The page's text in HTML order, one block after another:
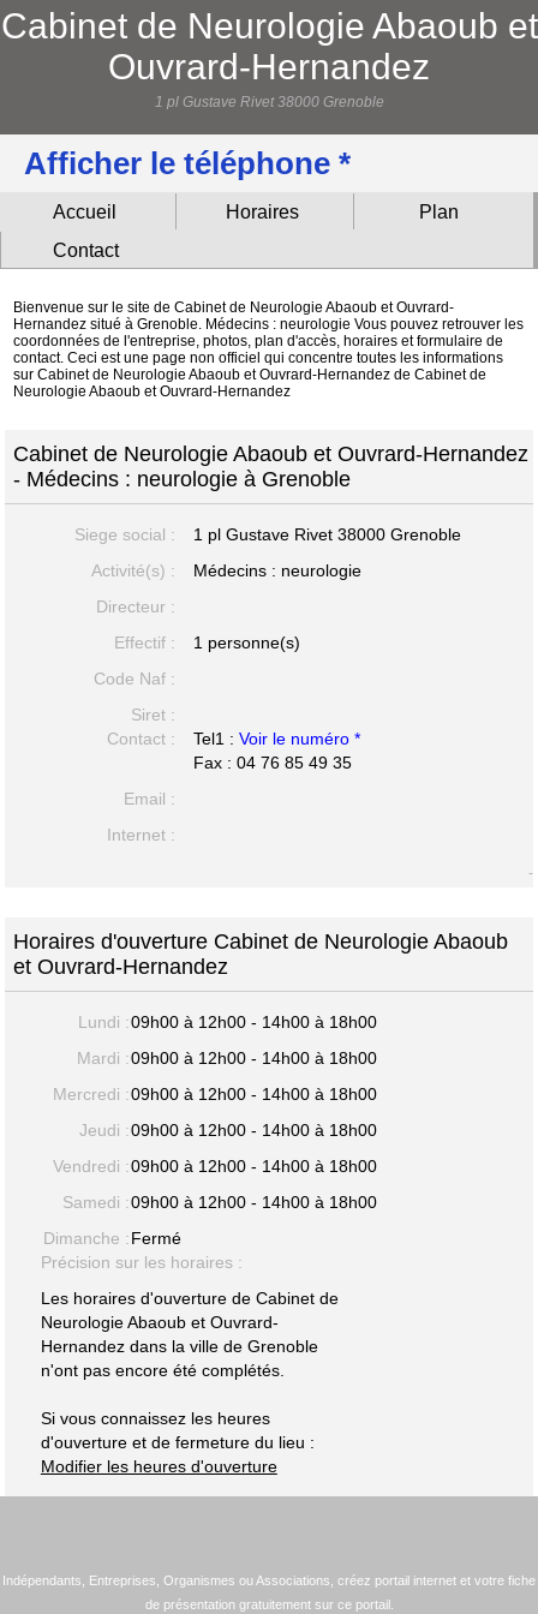
Cabinet de Neurologie Abaoub et
Ouvrard-Hernandez
1 pl Gustave Rivet 38000 Grenoble
Afficher le téléphone *
Accueil Horaires
Plan
Contact
Bienvenue sur le site de Cabinet de Neurologie Abaoub et Ouvrard-
Hernandez situé à Grenoble. Médecins : neurologie Vous pouvez retrouver les
coordonnées de l'entreprise, photos, plan d'accès, horaires et formulaire de
contact. Ceci est une page non officiel qui concentre toutes les informations
sur Cabinet de Neurologie Abaoub et Ouvrard-Hernandez de Cabinet de
Neurologie Abaoub et Ouvrard-Hernandez
Cabinet de Neurologie Abaoub et Ouvrard-Hernandez
- Médecins : neurologie à Grenoble
Siege social : 1 pl Gustave Rivet38000 Grenoble
Activité(s) :
Médecins : neurologie
Directeur :
Effectif :
1 personne(s)
Code Naf :
Siret :
Contact :
Tel1 :Voir le numéro *
Fax : 04 76 85 49 35
Email :
Internet :
-
Horaires d'ouverture Cabinet de Neurologie Abaoub
et Ouvrard-Hernandez
Lundi :09h00 à 12h00 - 14h00 à 18h00
Mardi :09h00 à 12h00 - 14h00 à 18h00
Mercredi :09h00 à 12h00 - 14h00 à 18h00
Jeudi :09h00 à 12h00 - 14h00 à 18h00
Vendredi :09h00 à 12h00 - 14h00 à 18h00
Samedi :09h00 à 12h00 - 14h00 à 18h00
Dimanche :Fermé
Précision sur les horaires :
Les horaires d'ouverture de Cabinet de
Neurologie Abaoub et Ouvrard-
Hernandez dans la ville de Grenoble
n'ont pas encore été complétés.
Si vous connaissez les heures
d'ouverture et de fermeture du lieu :
Modifier les heures d'ouverture
Indépendants, Entreprises, Organismes ou Associations, créez portail internet et votre fiche
de présentation gratuitement sur ce portail.